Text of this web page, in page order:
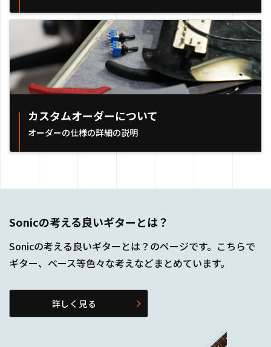
カスタムオーダーについて
オーダーの仕様の詳細の説明
Sonicの考える良いギターとは？
Sonicの考える良いギターとは？のページです。こちらで
ギター、ベース等色々な考えなどまとめています。
詳しく見る